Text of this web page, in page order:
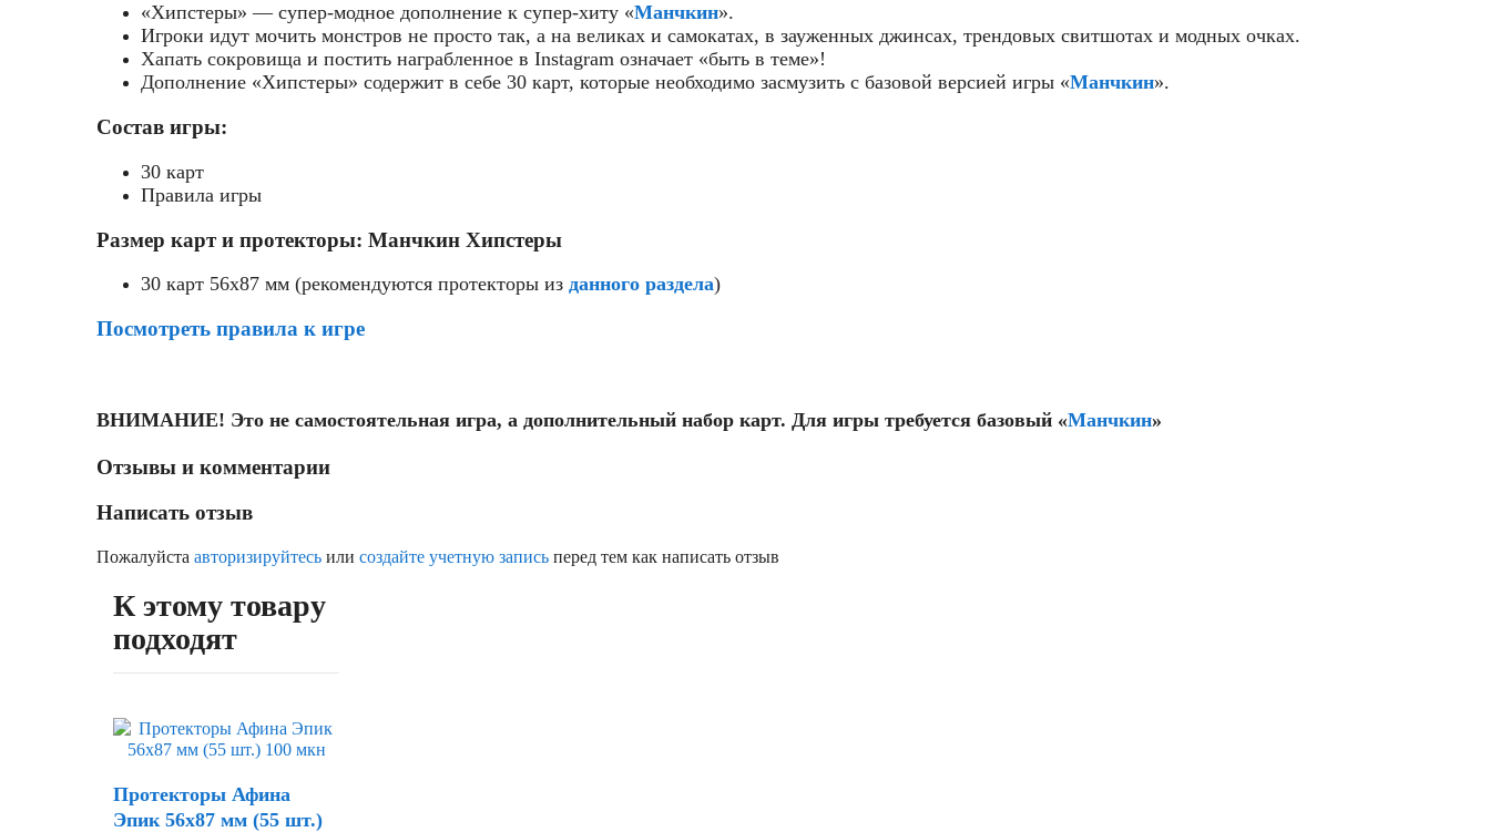
«Хипстеры» — супер-модное дополнение к супер-хиту «Манчкин».
Игроки идут мочить монстров не просто так, а на великах и самокатах, в зауженных джинсах, трендовых свитшотах и модных очках.
Хапать сокровища и постить награбленное в Instagram означает «быть в теме»!
Дополнение «Хипстеры» содержит в себе 30 карт, которые необходимо засмузить с базовой версией игры «Манчкин».
Состав игры:
30 карт
Правила игры
Размер карт и протекторы: Манчкин Хипстеры
30 карт 56x87 мм (рекомендуются протекторы из данного раздела)
Посмотреть правила к игре
ВНИМАНИЕ! Это не самостоятельная игра, а дополнительный набор карт. Для игры требуется базовый «Манчкин»
Отзывы и комментарии
Написать отзыв
Пожалуйста авторизируйтесь или создайте учетную запись перед тем как написать отзыв
К этому товару
подходят
Протекторы Афина
Эпик 56х87 мм (55 шт.)